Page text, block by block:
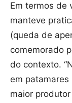
Em termos de
manteve
(queda de
comemorado
do contexto.
em
maior